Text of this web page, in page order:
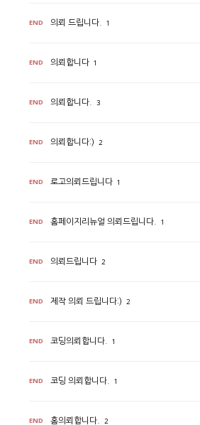
END 의뢰 드립니다. 1
END 의뢰합니다 1
END 의뢰합니다. 3
END 의뢰합니다:) 2
END 로고의뢰드립니다 1
END 홈페이지리뉴얼 의뢰드립니다. 1
END 의뢰드립니다 2
END 제작 의뢰 드립니다:) 2
END 코딩의뢰합니다. 1
END 코딩 의뢰합니다. 1
END 홈의뢰합니다. 2